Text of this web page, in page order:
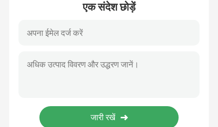
फाइबर ऑप्टिक कैबिनेट
एक संदेश छोड़ें